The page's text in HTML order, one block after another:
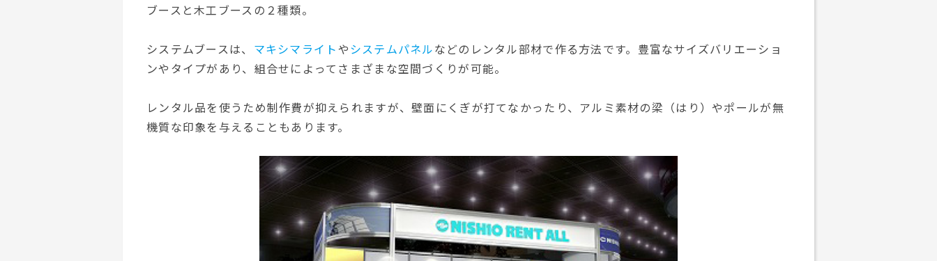
ブースと木工ブースの２種類。
システムブースは、 マキシマライトやシステムパネルなどのレンタル部材で作る方法です。豊富なサイズバリエーショ
ンやタイプがあり、組合せによってさまざまな空間づくりが可能。
レンタル品を使うため制作費が抑えられますが、壁面にくぎが打てなかったり、アルミ素材の梁（はり）やポールが無
機質な印象を与えることもあります。